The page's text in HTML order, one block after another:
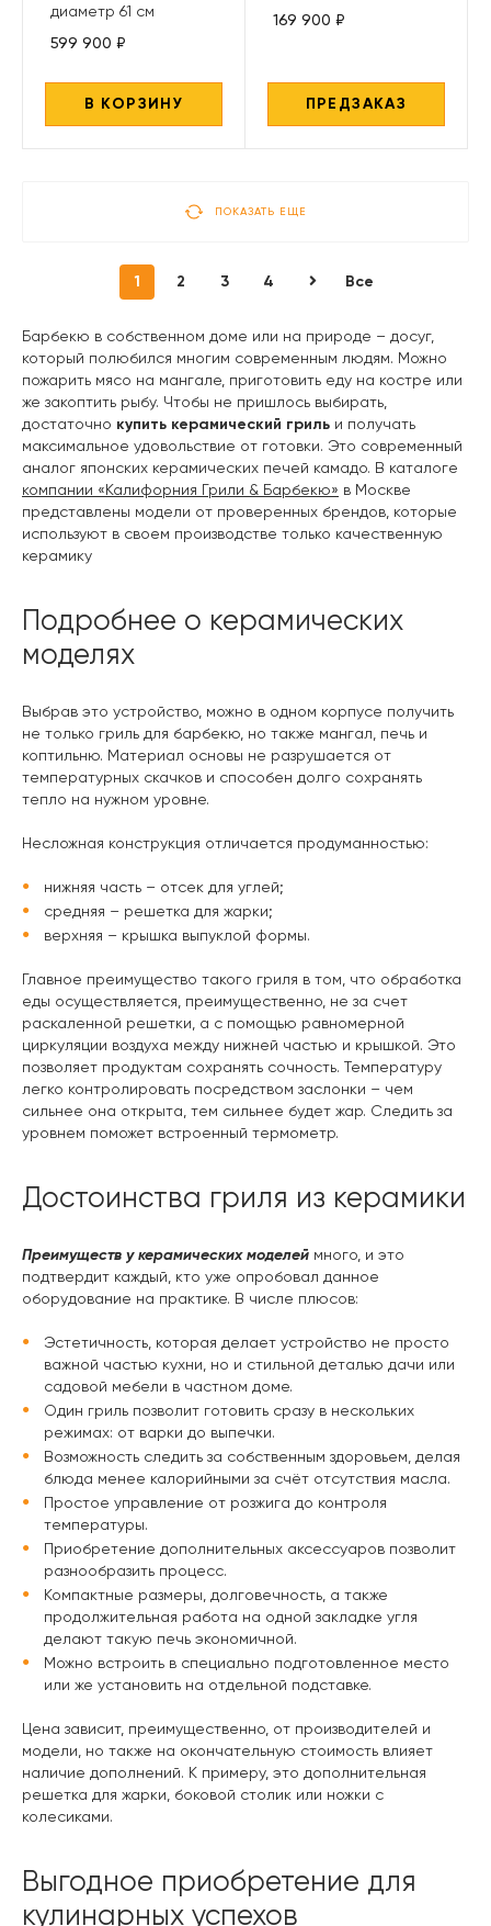
диаметр 61 см
599 900 ₽
В КОРЗИНУ
169 900 ₽
ПРЕДЗАКАЗ
ПОКАЗАТЬ ЕЩЕ
1 2 3 4 Все
Барбекю в собственном доме или на природе – досуг,
который полюбился многим современным людям. Можно
пожарить мясо на мангале, приготовить еду на костре или
же закоптить рыбу. Чтобы не пришлось выбирать,
достаточно купить керамический гриль и получать
максимальное удовольствие от готовки. Это современный
аналог японских керамических печей камадо. В каталоге
компании «Калифорния Грили & Барбекю» в Москве
представлены модели от проверенных брендов, которые
используют в своем производстве только качественную
керамику
Подробнее о керамических
моделях
Выбрав это устройство, можно в одном корпусе получить
не только гриль для барбекю, но также мангал, печь и
коптильню. Материал основы не разрушается от
температурных скачков и способен долго сохранять
тепло на нужном уровне.
Несложная конструкция отличается продуманностью:
нижняя часть – отсек для углей;
средняя – решетка для жарки;
верхняя – крышка выпуклой формы.
Главное преимущество такого гриля в том, что обработка
еды осуществляется, преимущественно, не за счет
раскаленной решетки, а с помощью равномерной
циркуляции воздуха между нижней частью и крышкой. Это
позволяет продуктам сохранять сочность. Температуру
легко контролировать посредством заслонки – чем
сильнее она открыта, тем сильнее будет жар. Следить за
уровнем поможет встроенный термометр.
Достоинства гриля из керамики
Преимуществ у керамических моделей много, и это
подтвердит каждый, кто уже опробовал данное
оборудование на практике. В числе плюсов:
Эстетичность, которая делает устройство не просто
важной частью кухни, но и стильной деталью дачи или
садовой мебели в частном доме.
Один гриль позволит готовить сразу в нескольких
режимах: от варки до выпечки.
Возможность следить за собственным здоровьем, делая
блюда менее калорийными за счёт отсутствия масла.
Простое управление от розжига до контроля
температуры.
Приобретение дополнительных аксессуаров позволит
разнообразить процесс.
Компактные размеры, долговечность, а также
продолжительная работа на одной закладке угля
делают такую печь экономичной.
Можно встроить в специально подготовленное место
или же установить на отдельной подставке.
Цена зависит, преимущественно, от производителей и
модели, но также на окончательную стоимость влияет
наличие дополнений. К примеру, это дополнительная
решетка для жарки, боковой столик или ножки с
колесиками.
Выгодное приобретение для
кулинарных успехов